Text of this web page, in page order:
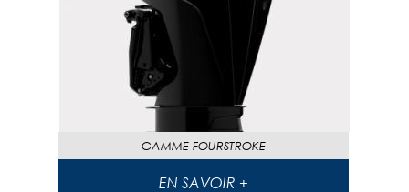
GAMME FOURSTROKE
EN SAVOIR +